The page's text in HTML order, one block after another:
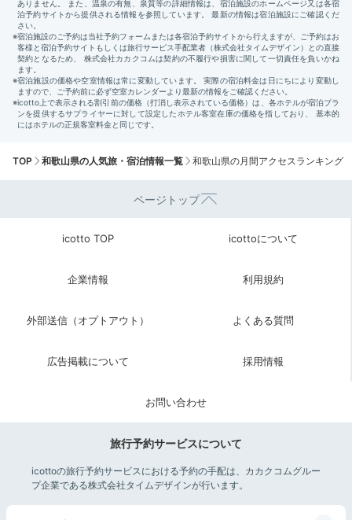
TOP 和歌山県の人気旅・宿泊情報一覧 和歌山県の月間アクセスランキング
ページトップ
icotto TOP icottoについて
企業情報 利用規約
外部送信（オプトアウト） よくある質問
広告掲載について 採用情報
お問い合わせ
旅行予約サービスについて
icottoの旅行予約サービスにおける予約の手配は、カカクコムグルー
プ企業である株式会社タイムデザインが行います。